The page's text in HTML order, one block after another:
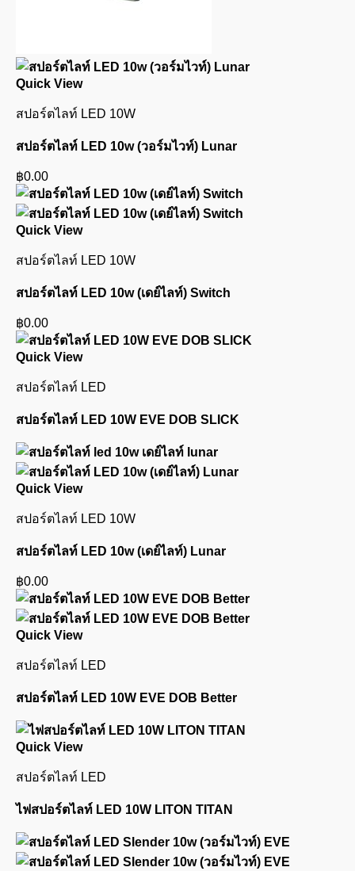
Quick View
สปอร์ตไลท์ LED 10W
สปอร์ตไลท์ LED 10w (วอร์มไวท์) Lunar
฿0.00
Quick View
สปอร์ตไลท์ LED 10W
สปอร์ตไลท์ LED 10w (เดย์ไลท์) Switch
฿0.00
Quick View
สปอร์ตไลท์ LED
สปอร์ตไลท์ LED 10W EVE DOB SLICK
Quick View
สปอร์ตไลท์ LED 10W
สปอร์ตไลท์ LED 10w (เดย์ไลท์) Lunar
฿0.00
Quick View
สปอร์ตไลท์ LED
สปอร์ตไลท์ LED 10W EVE DOB Better
Quick View
สปอร์ตไลท์ LED
ไฟสปอร์ตไลท์ LED 10W LITON TITAN